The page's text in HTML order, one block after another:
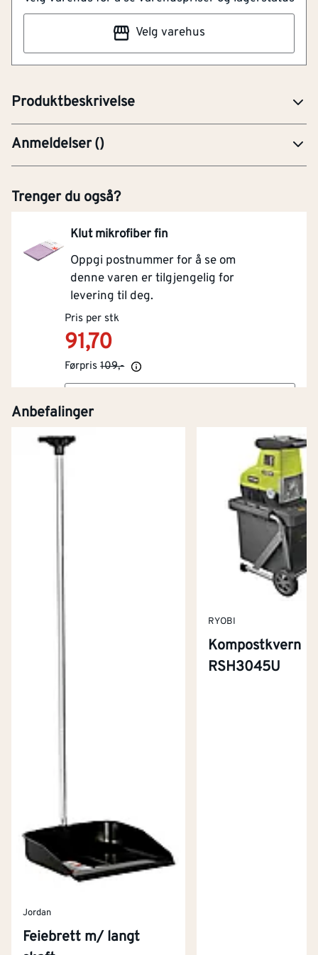
Velg varehus
Produktbeskrivelse
funksjonell løsning for harde gulvflater der det er
behov for god rekkevidde, stabil bruk og effektiv
oppsamling av støv og smuss. Deler av teksten er KI-
generert. Feil kan forekomme
Anmeldelser()
Trenger du også?
Klut mikrofiber fin
Oppgi postnummer for å se om
denne varen er tilgjengelig for
levering til deg.
Pris per stk
91,70
Førpris 109,-
Anbefalinger
Jordan
Feiebrett m/ langt
RYOBI
Kompostkvern
RSH3045U